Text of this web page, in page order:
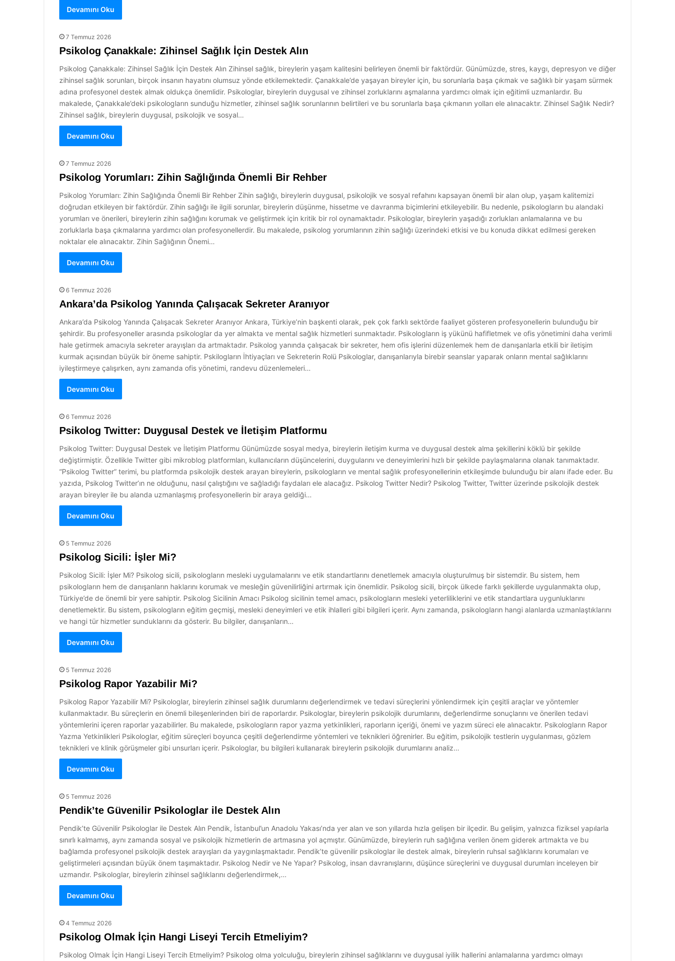
Devamını Oku
7 Temmuz 2026
Psikolog Çanakkale: Zihinsel Sağlık İçin Destek Alın
Psikolog Çanakkale: Zihinsel Sağlık İçin Destek Alın Zihinsel sağlık, bireylerin yaşam kalitesini belirleyen önemli bir faktördür. Günümüzde, stres, kaygı, depresyon ve diğer
zihinsel sağlık sorunları, birçok insanın hayatını olumsuz yönde etkilemektedir. Çanakkale’de yaşayan bireyler için, bu sorunlarla başa çıkmak ve sağlıklı bir yaşam sürmek
adına profesyonel destek almak oldukça önemlidir. Psikologlar, bireylerin duygusal ve zihinsel zorluklarını aşmalarına yardımcı olmak için eğitimli uzmanlardır. Bu
makalede, Çanakkale’deki psikologların sunduğu hizmetler, zihinsel sağlık sorunlarının belirtileri ve bu sorunlarla başa çıkmanın yolları ele alınacaktır. Zihinsel Sağlık Nedir?
Zihinsel sağlık, bireylerin duygusal, psikolojik ve sosyal…
Devamını Oku
7 Temmuz 2026
Psikolog Yorumları: Zihin Sağlığında Önemli Bir Rehber
Psikolog Yorumları: Zihin Sağlığında Önemli Bir Rehber Zihin sağlığı, bireylerin duygusal, psikolojik ve sosyal refahını kapsayan önemli bir alan olup, yaşam kalitemizi
doğrudan etkileyen bir faktördür. Zihin sağlığı ile ilgili sorunlar, bireylerin düşünme, hissetme ve davranma biçimlerini etkileyebilir. Bu nedenle, psikologların bu alandaki
yorumları ve önerileri, bireylerin zihin sağlığını korumak ve geliştirmek için kritik bir rol oynamaktadır. Psikologlar, bireylerin yaşadığı zorlukları anlamalarına ve bu
zorluklarla başa çıkmalarına yardımcı olan profesyonellerdir. Bu makalede, psikolog yorumlarının zihin sağlığı üzerindeki etkisi ve bu konuda dikkat edilmesi gereken
noktalar ele alınacaktır. Zihin Sağlığının Önemi…
Devamını Oku
6 Temmuz 2026
Ankara’da Psikolog Yanında Çalışacak Sekreter Aranıyor
Ankara’da Psikolog Yanında Çalışacak Sekreter Aranıyor Ankara, Türkiye’nin başkenti olarak, pek çok farklı sektörde faaliyet gösteren profesyonellerin bulunduğu bir
şehirdir. Bu profesyoneller arasında psikologlar da yer almakta ve mental sağlık hizmetleri sunmaktadır. Psikologların iş yükünü hafifletmek ve ofis yönetimini daha verimli
hale getirmek amacıyla sekreter arayışları da artmaktadır. Psikolog yanında çalışacak bir sekreter, hem ofis işlerini düzenlemek hem de danışanlarla etkili bir iletişim
kurmak açısından büyük bir öneme sahiptir. Pskilogların İhtiyaçları ve Sekreterin Rolü Psikologlar, danışanlarıyla birebir seanslar yaparak onların mental sağlıklarını
iyileştirmeye çalışırken, aynı zamanda ofis yönetimi, randevu düzenlemeleri…
Devamını Oku
6 Temmuz 2026
Psikolog Twitter: Duygusal Destek ve İletişim Platformu
Psikolog Twitter: Duygusal Destek ve İletişim Platformu Günümüzde sosyal medya, bireylerin iletişim kurma ve duygusal destek alma şekillerini köklü bir şekilde
değiştirmiştir. Özellikle Twitter gibi mikroblog platformları, kullanıcıların düşüncelerini, duygularını ve deneyimlerini hızlı bir şekilde paylaşmalarına olanak tanımaktadır.
“Psikolog Twitter” terimi, bu platformda psikolojik destek arayan bireylerin, psikologların ve mental sağlık profesyonellerinin etkileşimde bulunduğu bir alanı ifade eder. Bu
yazıda, Psikolog Twitter’ın ne olduğunu, nasıl çalıştığını ve sağladığı faydaları ele alacağız. Psikolog Twitter Nedir? Psikolog Twitter, Twitter üzerinde psikolojik destek
arayan bireyler ile bu alanda uzmanlaşmış profesyonellerin bir araya geldiği…
Devamını Oku
5 Temmuz 2026
Psikolog Sicili: İşler Mi?
Psikolog Sicili: İşler Mi? Psikolog sicili, psikologların mesleki uygulamalarını ve etik standartlarını denetlemek amacıyla oluşturulmuş bir sistemdir. Bu sistem, hem
psikologların hem de danışanların haklarını korumak ve mesleğin güvenilirliğini artırmak için önemlidir. Psikolog sicili, birçok ülkede farklı şekillerde uygulanmakta olup,
Türkiye’de de önemli bir yere sahiptir. Psikolog Sicilinin Amacı Psikolog sicilinin temel amacı, psikologların mesleki yeterliliklerini ve etik standartlara uygunluklarını
denetlemektir. Bu sistem, psikologların eğitim geçmişi, mesleki deneyimleri ve etik ihlalleri gibi bilgileri içerir. Aynı zamanda, psikologların hangi alanlarda uzmanlaştıklarını
ve hangi tür hizmetler sunduklarını da gösterir. Bu bilgiler, danışanların…
Devamını Oku
5 Temmuz 2026
Psikolog Rapor Yazabilir Mi?
Psikolog Rapor Yazabilir Mi? Psikologlar, bireylerin zihinsel sağlık durumlarını değerlendirmek ve tedavi süreçlerini yönlendirmek için çeşitli araçlar ve yöntemler
kullanmaktadır. Bu süreçlerin en önemli bileşenlerinden biri de raporlardır. Psikologlar, bireylerin psikolojik durumlarını, değerlendirme sonuçlarını ve önerilen tedavi
yöntemlerini içeren raporlar yazabilirler. Bu makalede, psikologların rapor yazma yetkinlikleri, raporların içeriği, önemi ve yazım süreci ele alınacaktır. Psikologların Rapor
Yazma Yetkinlikleri Psikologlar, eğitim süreçleri boyunca çeşitli değerlendirme yöntemleri ve teknikleri öğrenirler. Bu eğitim, psikolojik testlerin uygulanması, gözlem
teknikleri ve klinik görüşmeler gibi unsurları içerir. Psikologlar, bu bilgileri kullanarak bireylerin psikolojik durumlarını analiz…
Devamını Oku
5 Temmuz 2026
Pendik’te Güvenilir Psikologlar ile Destek Alın
Pendik’te Güvenilir Psikologlar ile Destek Alın Pendik, İstanbul’un Anadolu Yakası’nda yer alan ve son yıllarda hızla gelişen bir ilçedir. Bu gelişim, yalnızca fiziksel yapılarla
sınırlı kalmamış, aynı zamanda sosyal ve psikolojik hizmetlerin de artmasına yol açmıştır. Günümüzde, bireylerin ruh sağlığına verilen önem giderek artmakta ve bu
bağlamda profesyonel psikolojik destek arayışları da yaygınlaşmaktadır. Pendik’te güvenilir psikologlar ile destek almak, bireylerin ruhsal sağlıklarını korumaları ve
geliştirmeleri açısından büyük önem taşımaktadır. Psikolog Nedir ve Ne Yapar? Psikolog, insan davranışlarını, düşünce süreçlerini ve duygusal durumları inceleyen bir
uzmandır. Psikologlar, bireylerin zihinsel sağlıklarını değerlendirmek,…
Devamını Oku
4 Temmuz 2026
Psikolog Olmak İçin Hangi Liseyi Tercih Etmeliyim?
Psikolog Olmak İçin Hangi Liseyi Tercih Etmeliyim? Psikolog olma yolculuğu, bireylerin zihinsel sağlıklarını ve duygusal iyilik hallerini anlamalarına yardımcı olmayı